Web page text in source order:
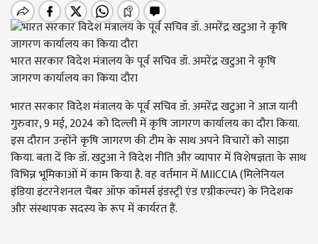
भारत सरकार विदेश मंत्रालय के पूर्व सचिव डॉ. अमरेंद्र खटुआ ने कृषि
जागरण कार्यालय का किया दौरा
भारत सरकार विदेश मंत्रालय के पूर्व सचिव डॉ. अमरेंद्र खटुआ ने आज यानी
गुरुवार, 9 मई, 2024 को दिल्ली में कृषि जागरण कार्यालय का दौरा किया.
इस दौरान उन्होंने कृषि जागरण की टीम के साथ अपने विचारों को साझा
किया. बता दें कि डॉ. खटुआ ने विदेश नीति और व्यापार में विशेषज्ञता के साथ
विभिन्न भूमिकाओं में काम किया है. वह वर्तमान में MIICCIA (मिलेनियल
इंडिया इंटरनेशनल चैंबर ऑफ कॉमर्स इंडस्ट्री एंड एग्रीकल्चर) के निदेशक
और संस्थापक सदस्य के रूप में कार्यरत हैं.